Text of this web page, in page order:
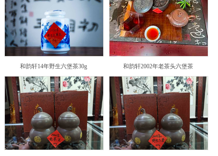
和韵轩14年野生六堡茶30g 和韵轩2002年老茶头六堡茶